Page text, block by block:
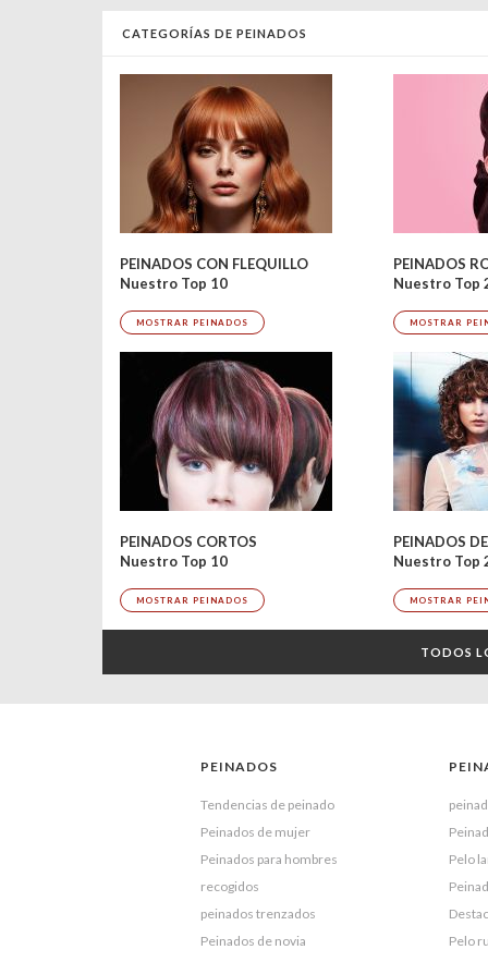
CATEGORÍAS DE PEINADOS
PEINADOS CON FLEQUILLO
Nuestro Top 10
MOSTRAR PEINADOS
PEINADOS
Nuestro Top
MOSTRAR
PEINADOS CORTOS
Nuestro Top 10
MOSTRAR PEINADOS
Nuestro Top
MOSTRAR
TODOS
PEINADOS
Tendencias de peinado
Peinados de mujer
Peinados para hombres
recogidos
peinados trenzados
Peinados de novia
Pelo
Pelo